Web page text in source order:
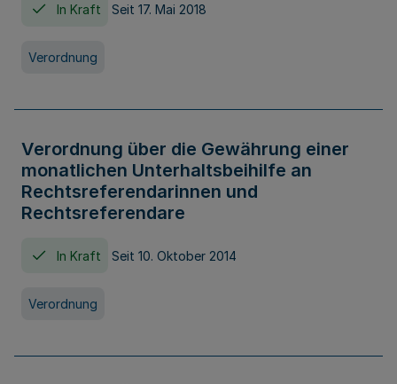
In Kraft Seit 17. Mai 2018
Verordnung
Verordnung über die Gewährung einer
monatlichen Unterhaltsbeihilfe an
Rechtsreferendarinnen und
Rechtsreferendare
In Kraft Seit 10. Oktober 2014
Verordnung